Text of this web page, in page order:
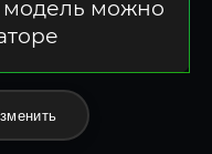
модель можно